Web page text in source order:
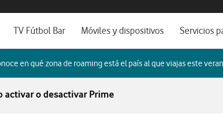
ayuda e idioma
de Fibra óptica
de Fibra
fijo
TV Fútbol Bar Móviles y dispositivos
Catálogo de móviles
Ordenadores
Ver todos
Servicios
Servicios
Por ser
en qué zona de roaming está el país al que viajas este
activar o desactivar Prime